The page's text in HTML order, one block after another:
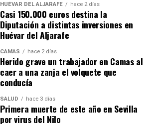
HUÉVAR DEL ALJARAFE hace 2 días
Casi 150.000 euros destina la
Diputación a distintas inversiones en
Huévar del Aljarafe
CAMAS hace 2 días
Herido grave un trabajador en Camas al
caer a una zanja el volquete que
conducía
SALUD hace 3 días
Primera muerte de este año en Sevilla
por virus del Nilo